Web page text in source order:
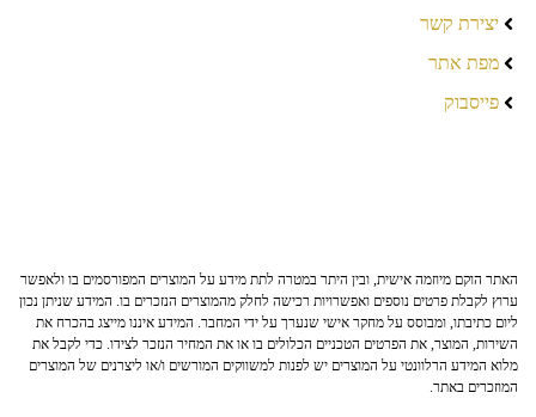
יצירת קשר
מפת אתר
פייסבוק
האתר הוקם מיוזמה אישית, ובין היתר במטרה לתת מידע על המוצרים המפורסמים בו ולאפשר
ערוץ לקבלת פרטים נוספים ואפשרויות רכישה לחלק מהמוצרים הנזכרים בו. המידע שניתן נכון
ליום כתיבתו, ומבוסס על מחקר אישי שנערך על ידי המחבר. המידע איננו מייצג בהכרח את
השירות, המוצר, את הפרטים הטכניים הכלולים בו או את המחיר הנזכר לצידו. כדי לקבל את
מלוא המידע הרלוונטי על המוצרים יש לפנות למשווקים המורשים ו/או ליצרנים של המוצרים
המוזכרים באתר.